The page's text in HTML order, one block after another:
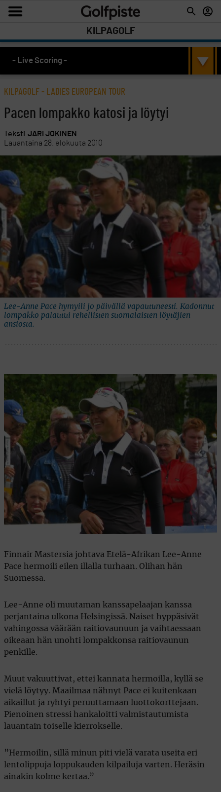
KILPAGOLF
- Live Scoring -
KILPAGOLF - LADIES EUROPEAN TOUR
Pacen lompakko katosi ja löytyi
Teksti JARI JOKINEN
Lauantaina 28. elokuuta 2010
Lee-Anne Pace hymyili jo päivällä vapautuneesti. Kadonnut
lompakko palautui rehellisten suomalaisten löytäjien
ansiosta.
Finnair Mastersia johtava Etelä-Afrikan Lee-Anne
Pace hermoili eilen illalla turhaan. Olihan hän
Suomessa.
Lee-Anne oli muutaman kanssapelaajan kanssa
perjantaina ulkona Helsingissä. Naiset hyppäsivät
vahingossa väärään raitiovaunuun ja vaihtaessaan
oikeaan hän unohti lompakkonsa raitiovaunun
penkille.
Muut vakuuttivat, ettei kannata hermoilla, kyllä se
vielä löytyy. Maailmaa nähnyt Pace ei kuitenkaan
aikaillut ja ryhtyi peruuttamaan luottokorttejaan.
Pienoinen stressi hankaloitti valmistautumista
lauantain toiselle kierrokselle.
”Hermoilin, sillä minun piti vielä varata useita eri
lentolippuja loppukauden kilpailuja varten. Heräsin
ainakin kolme kertaa.”